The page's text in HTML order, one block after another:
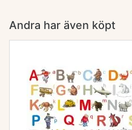
Andra har även köpt